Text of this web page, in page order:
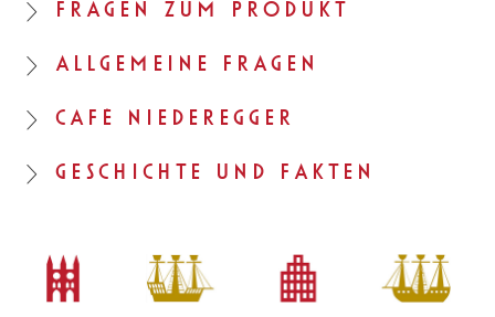
FRAGEN ZUM PRODUKT
ALLGEMEINE FRAGEN
CAFÉ NIEDEREGGER
GESCHICHTE UND FAKTEN